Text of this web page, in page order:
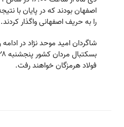
را به حریف اصفهانی واگذار کردند.
شاگردان امید موحد نژاد در
فولاد هرمزگان خواهند رفت.